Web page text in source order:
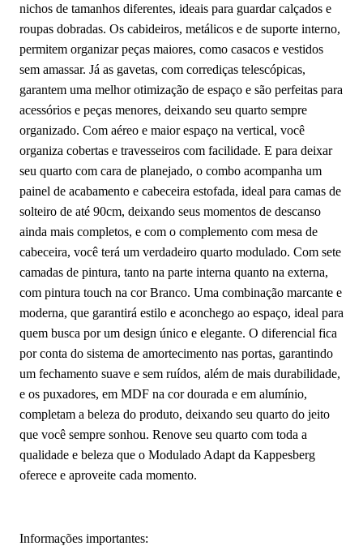
nichos de tamanhos diferentes, ideais para guardar calçados e
roupas dobradas. Os cabideiros, metálicos e de suporte interno,
permitem organizar peças maiores, como casacos e vestidos
sem amassar. Já as gavetas, com corrediças telescópicas,
garantem uma melhor otimização de espaço e são perfeitas para
acessórios e peças menores, deixando seu quarto sempre
organizado. Com aéreo e maior espaço na vertical, você
organiza cobertas e travesseiros com facilidade. E para deixar
seu quarto com cara de planejado, o combo acompanha um
painel de acabamento e cabeceira estofada, ideal para camas de
solteiro de até 90cm, deixando seus momentos de descanso
ainda mais completos, e com o complemento com mesa de
cabeceira, você terá um verdadeiro quarto modulado. Com sete
camadas de pintura, tanto na parte interna quanto na externa,
com pintura touch na cor Branco. Uma combinação marcante e
moderna, que garantirá estilo e aconchego ao espaço, ideal para
quem busca por um design único e elegante. O diferencial fica
por conta do sistema de amortecimento nas portas, garantindo
um fechamento suave e sem ruídos, além de mais durabilidade,
e os puxadores, em MDF na cor dourada e em alumínio,
completam a beleza do produto, deixando seu quarto do jeito
que você sempre sonhou. Renove seu quarto com toda a
qualidade e beleza que o Modulado Adapt da Kappesberg
oferece e aproveite cada momento.
Informações importantes: